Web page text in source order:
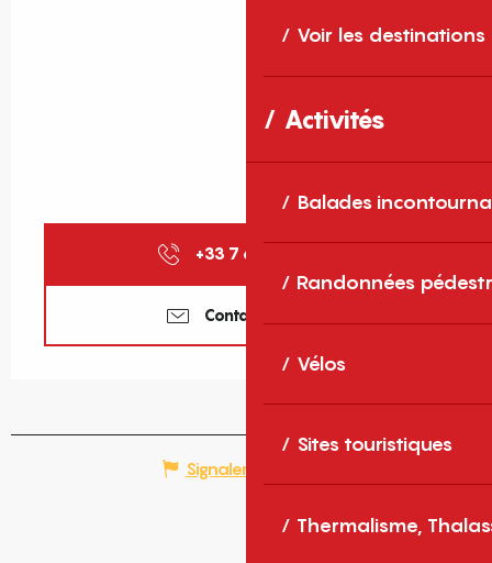
Voir les destinations
Activités
Balades
Randonnées
Vélos
Sites touristiques
Thermalisme,
+33 7 67 32 36
Contactez-nous
Signaler une erreur